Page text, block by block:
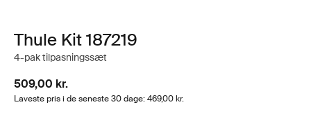
Thule Kit 187219
4-pak tilpasningssæt
509,00 kr.
Laveste pris i de seneste 30 dage: 469,00 kr.